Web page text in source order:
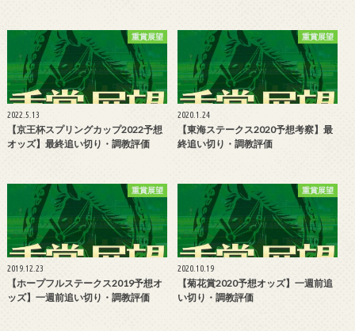
重賞展望
2022.5.13
【京王杯スプリングカップ2022予想
オッズ】最終追い切り・調教評価
重賞展望
2020.1.24
【東海ステークス2020予想考察】最
終追い切り・調教評価
重賞展望
2019.12.23
【ホープフルステークス2019予想オ
ッズ】一週前追い切り・調教評価
重賞展望
2020.10.19
【菊花賞2020予想オッズ】一週前追
い切り・調教評価